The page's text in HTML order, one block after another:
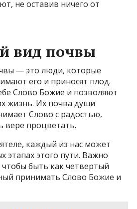
не оставив ничего от
вид почвы
— это люди, которые
его и приносят плод.
Слово Божие и позволяют
жизнь. Их почва души
Слово с радостью,
вере процветать.
каждый из нас может
этапах этого пути. Важно
чтобы быть как четвертый
принимать Слово Божие и